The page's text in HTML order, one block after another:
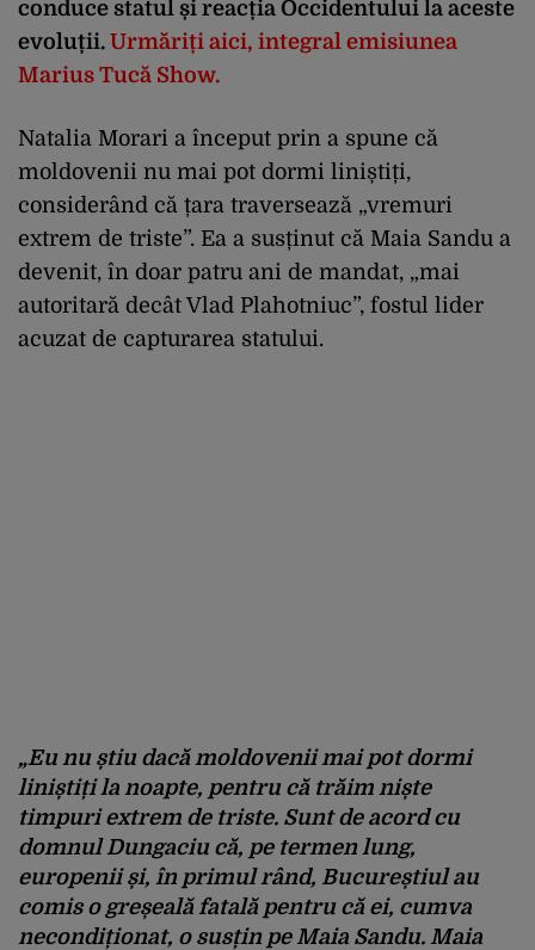
conduce statul și reacția Occidentului la aceste
evoluții. Urmăriți aici, integral emisiunea
Marius Tucă Show.
Natalia Morari a început prin a spune că
moldovenii nu mai pot dormi liniștiți,
considerând că țara traversează „vremuri
extrem de triste”. Ea a susținut că Maia Sandu a
devenit, în doar patru ani de mandat, „mai
autoritară decât Vlad Plahotniuc”, fostul lider
acuzat de capturarea statului.
„Eu nu știu dacă moldovenii mai pot dormi
liniștiți la noapte, pentru că trăim niște
timpuri extrem de triste. Sunt de acord cu
domnul Dungaciu că, pe termen lung,
europenii și, în primul rând, Bucureștiulau
comis o greșeală fatală pentru că ei, cumva
necondiționat, o susțin pe Maia Sandu. Maia